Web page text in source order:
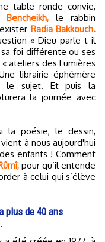
table ronde convie,
Bencheikh, le rabbin
Radia Bakkouch.
« Dieu parle-t-il
sa foi différente ou ses
ateliers des Lumières
librairie éphémère
le sujet. Et puis la
la journée avec
la poésie, le dessin,
à nous aujourd'hui
enfants ! Comment
pour qu’il entende
à celui qui s’élève
plus de 40 ans